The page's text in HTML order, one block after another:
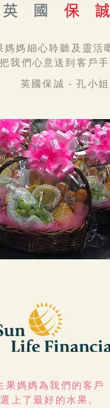
媽媽細心聆聽及靈活
把我們心意送到客戶手
英國保誠 - 孔小姐
果媽媽為我們的客戶
選上了最好的水果。